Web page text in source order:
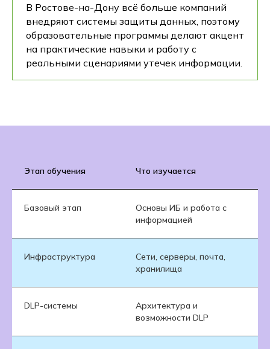
В Ростове-на-Дону всё больше компаний
внедряют системы защиты данных, поэтому
образовательные программы делают акцент
на практические навыки и работу с
реальными сценариями утечек информации.
Этап обучения Что изучается
Базовый этап
Основы ИБ и работа с
информацией
Инфраструктура
Сети, серверы, почта,
хранилища
DLP-системы
Архитектура и
возможности DLP